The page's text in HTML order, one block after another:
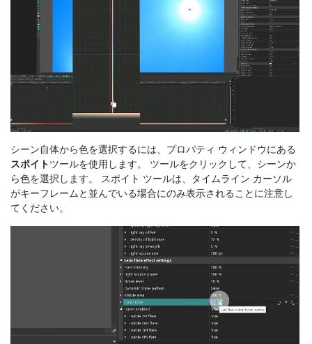
シーン自体から色を選択するには、プロパティ ウィンドウにある
スポイトツールを使用します。 ツールをクリックして、シーンか
ら色を選択します。 スポイト ツールは、タイムライン カーソル
がキーフレームと並んでいる場合にのみ表示されることに注意し
てください。